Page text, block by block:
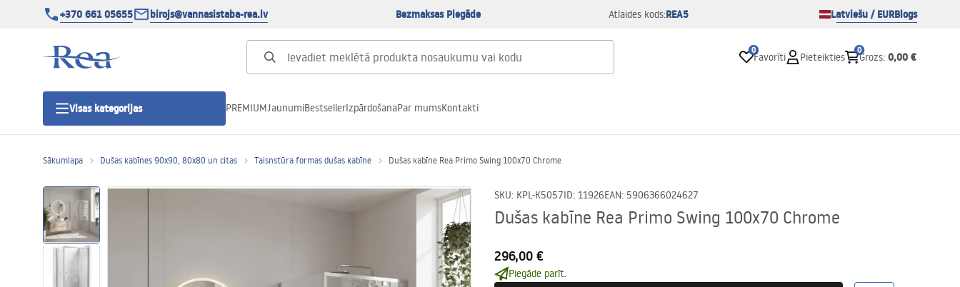
+370 661 05655 birojs@vannasistaba-rea.lv Bezmaksas Piegāde Atlaides kods:REA5 Latviešu / EURBlogs
0
Favorīti Pieteikties
0
Grozs: 0,00 €
Visas kategorijas
Dušas durvis
PREMIUMJaunumiBestsellerIzpārdošanaPar mumsKontakti
Sākumlapa Dušas kabīnes 90x90, 80x80 un citas Taisnstūra formas dušas kabīne Dušas kabīne Rea Primo Swing 100x70 Chrome
SKU: KPL-K5057ID: 11926EAN: 5906366024627
Dušas kabīne Rea Primo Swing 100x70 Chrome
296,00 €
Piegāde parīt.